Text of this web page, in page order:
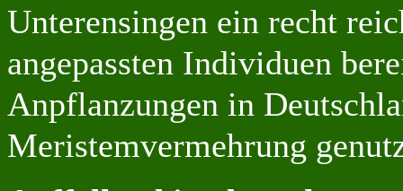
Unterensingen ein recht
angepassten Individuen
Anpflanzungen in
Meristemvermehrung